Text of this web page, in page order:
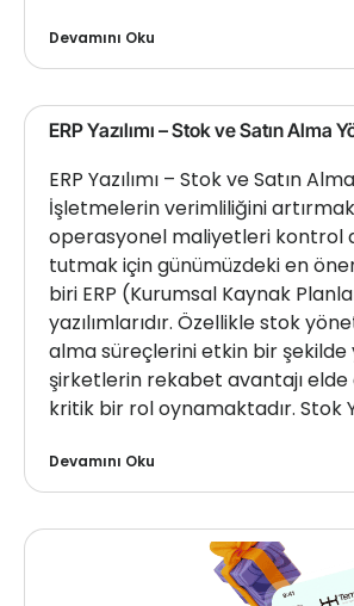
Devamını Oku
ERP Yazılımı – Stok ve Satın Alma
ERP Yazılımı – Stok ve Satın
İşletmelerin verimliliğini
operasyonel maliyetleri kontrol
tutmak için günümüzdeki en
biri ERP (Kurumsal Kaynak
yazılımlarıdır. Özellikle stok
alma süreçlerini etkin bir
şirketlerin rekabet avantajı
kritik bir rol oynamaktadır. Stok
Devamını Oku